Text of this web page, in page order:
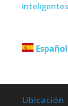
Español
Ubicación